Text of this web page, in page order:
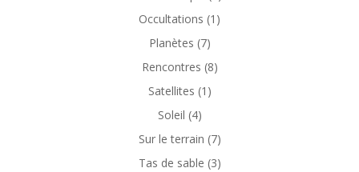
Occultations (1)
Planètes (7)
Rencontres (8)
Satellites (1)
Soleil (4)
Sur le terrain (7)
Tas de sable (3)